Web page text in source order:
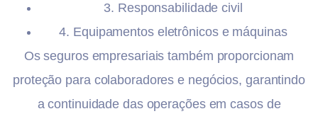
3. Responsabilidade civil
4. Equipamentos eletrônicos e máquinas
Os seguros empresariais também proporcionam
proteção para colaboradores e negócios, garantindo
a continuidade das operações em casos de